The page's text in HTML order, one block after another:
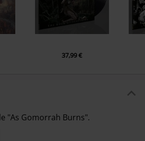
37,99 €
"As Gomorrah Burns".